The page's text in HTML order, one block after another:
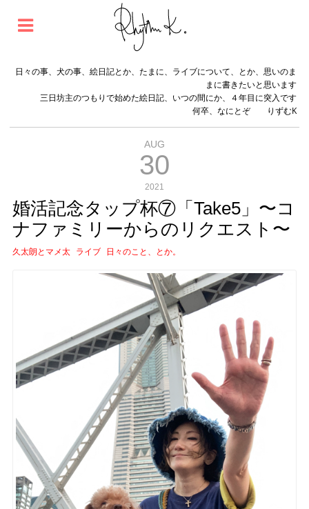
日々の事、犬の事、絵日記とか、たまに、ライブについて、とか、思いのま
まに書きたいと思います
三日坊主のつもりで始めた絵日記、いつの間にか、４年目に突入です
何卒、なにとぞ りずむK
AUG
30
2021
婚活記念タップ杯⑦「Take5」〜コ
ナファミリーからのリクエスト〜
久太朗とマメ太 ライブ 日々のこと、とか。